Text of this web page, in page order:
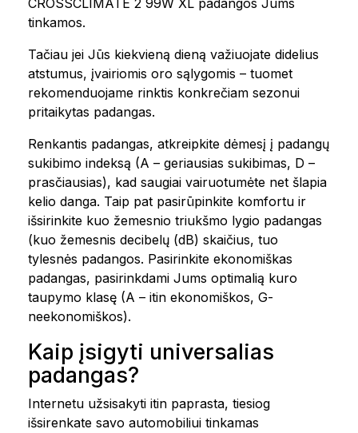
CROSSCLIMATE 2 99W XL padangos Jums
tinkamos.
Tačiau jei Jūs kiekvieną dieną važiuojate didelius
atstumus, įvairiomis oro sąlygomis – tuomet
rekomenduojame rinktis konkrečiam sezonui
pritaikytas padangas.
Renkantis padangas, atkreipkite dėmesį į padangų
sukibimo indeksą (A – geriausias sukibimas, D –
prasčiausias), kad saugiai vairuotumėte net šlapia
kelio danga. Taip pat pasirūpinkite komfortu ir
išsirinkite kuo žemesnio triukšmo lygio padangas
(kuo žemesnis decibelų (dB) skaičius, tuo
tylesnės padangos. Pasirinkite ekonomiškas
padangas, pasirinkdami Jums optimalią kuro
taupymo klasę (A – itin ekonomiškos, G-
neekonomiškos).
Kaip įsigyti universalias
padangas?
Internetu užsisakyti itin paprasta, tiesiog
išsirenkate savo automobiliui tinkamas